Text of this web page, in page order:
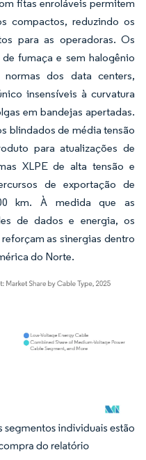
fitas enroláveis permitem
compactos, reduzindo os
para as operadoras. Os
fumaça e sem halogênio
dos data centers,
insensíveis à curvatura
em bandejas apertadas.
blindados de média tensão
para atualizações de
XLPE de alta tensão e
de exportação de
km. À medida que as
de dados e energia, os
as sinergias dentro
do Norte.
atribuição conforme CC BY 4.0.